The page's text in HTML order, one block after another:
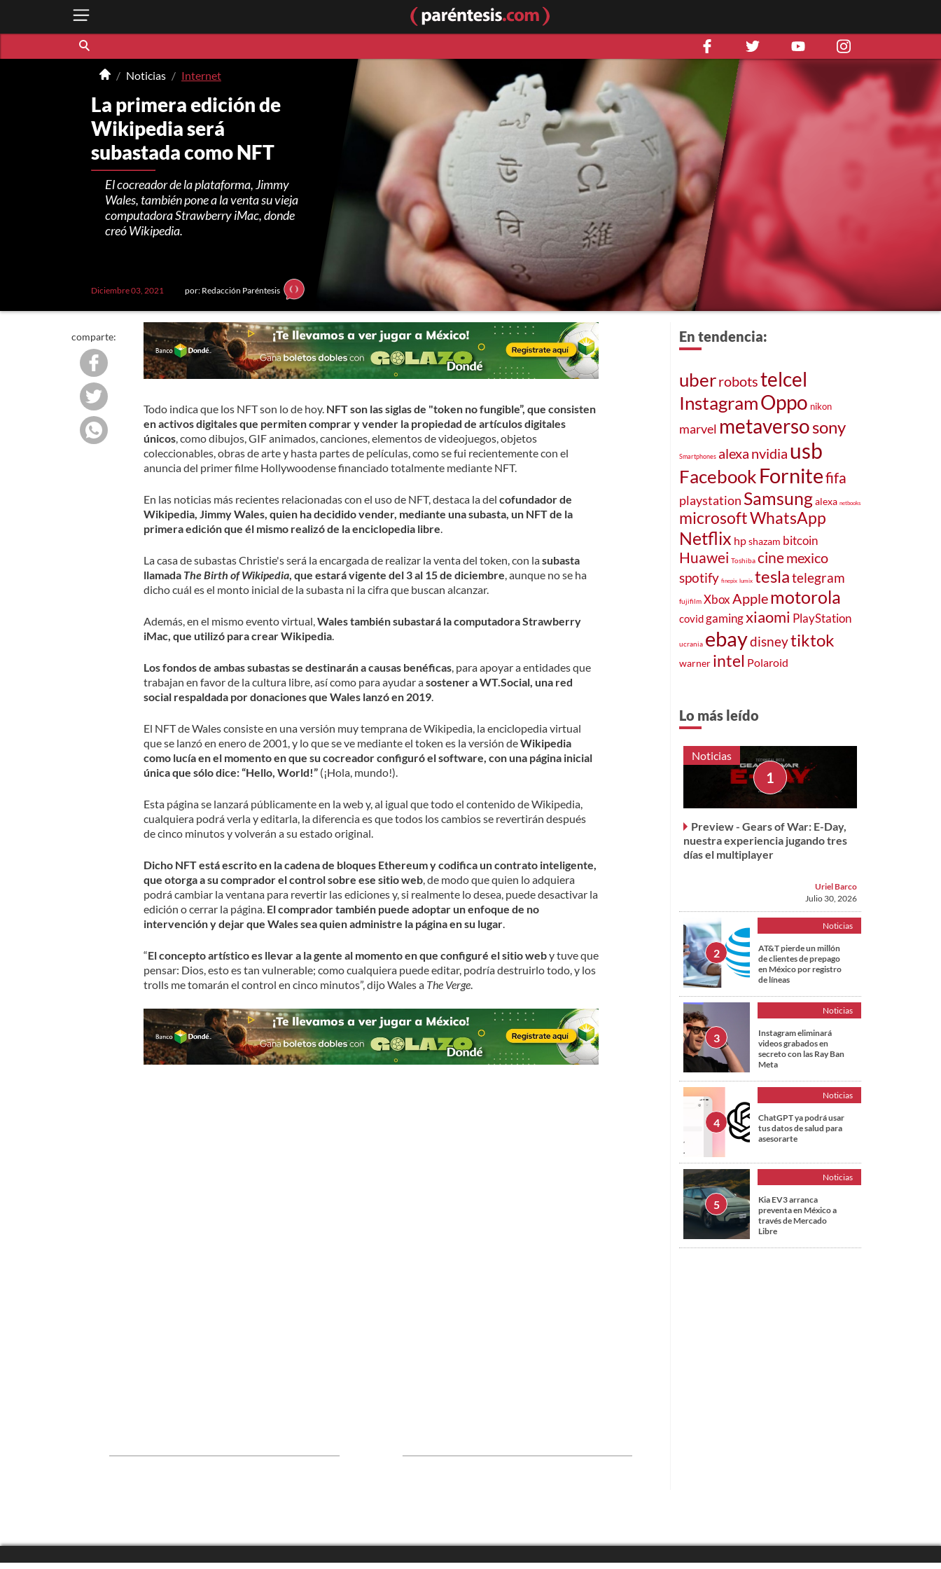
Noticias Internet
La primera edición de
Wikipedia será
subastada como NFT
El cocreador de la plataforma, Jimmy
Wales, también pone a la venta su vieja
computadora Strawberry iMac, donde
creó Wikipedia.
Diciembre 03, 2021 por: Redacción Paréntesis
comparte:
Todo indica que los NFT son lo de hoy. NFT son las siglas de "token no fungible”, que consisten
en activos digitales que permiten comprar y vender la propiedad de artículos digitales
únicos, como dibujos, GIF animados, canciones, elementos de videojuegos, objetos
coleccionables, obras de arte y hasta partes de películas, como se fui recientemente con el
anuncia del primer filme Hollywoodense financiado totalmente mediante NFT.
En las noticias más recientes relacionadas con el uso de NFT, destaca la del cofundador de
Wikipedia, Jimmy Wales, quien ha decidido vender, mediante una subasta, un NFT de la
primera edición que él mismo realizó de la enciclopedia libre
La casa de subastas Christie's será la encargada de realizar la venta del token, con lasubasta
llamadaThe Birth of Wikipedia, que estará vigente del 3 al 15 de diciembre , aunque no se ha
dicho cuál es el monto inicial de la subasta ni la cifra que buscan alcanzar.
Además, en el mismo evento virtual, Wales también subastará la computadora Strawberry
iMac, que utilizó para crear Wikipedia.
Los fondos de ambas subastas se destinarán a causas benéficas, para apoyar a entidades que
trabajan en favor de la cultura libre, así como para ayudar asostener a WT.Social, una red
social respaldada por donaciones que Wales lanzó en 2019.
El NFT de Wales consiste en una versión muy temprana de Wikipedia, la enciclopedia virtual
que se lanzó en enero de 2001, y lo que se ve mediante el token es la versión deWikipedia
como lucía en el momento en que su cocreador configuró el software, con una página inicial
única que sólo dice: “Hello, World!”(¡Hola, mundo!).
Esta página se lanzará públicamente en la web y, al igual que todo el contenido de Wikipedia,
cualquiera podrá verla y editarla, la diferencia es que todos los cambios se revertirán después
de cinco minutos y volverán a su estado original.
Dicho NFT está escrito en la cadena de bloques Ethereum y codifica un contrato inteligente,
que otorga a su comprador el control sobre ese sitio web, de modo que quien lo adquiera
podrá cambiar la ventana para revertir las ediciones y, si realmente lo desea, puede desactivar la
edición o cerrar la página. El comprador también puede adoptar un enfoque de no
intervención y dejar que Wales sea quien administre la página en su lugar.
“El concepto artístico es llevar a la gente al momento en que configuré el sitio weby tuve que
pensar: Dios, esto es tan vulnerable; como cualquiera puede editar, podría destruirlo todo, y los
trolls me tomarán el control en cinco minutos”, dijo Wales a The Verge.
En tendencia:
uberrobotstelcel
InstagramOppo nikon
marvel metaversosony
Smartphones alexa nvidia usb
FacebookFornitefifa
playstation Samsungalexa netbooks
microsoftWhatsApp
Netflix hpshazam bitcoin
Huawei Toshiba cinemexico
spotify finepix lumix teslatelegram
fujifilm XboxApplemotorola
covid gamingxiaomi PlayStation
ucrania ebaydisneytiktok
warner intel Polaroid
Lo más leído
Noticias
Preview - Gears of War: E-Day,
nuestra experiencia jugando tres
días el multiplayer
Uriel Barco
Julio 30, 2026
Noticias
AT&T pierde un millón
de clientes de prepago
en México por registro
de líneas
Noticias
Instagram eliminará
videos grabados en
secreto con las Ray Ban
Meta
Noticias
ChatGPT ya podrá usar
tus datos de salud para
asesorarte
Noticias
Kia EV3 arranca
preventa en México a
través de Mercado
Libre